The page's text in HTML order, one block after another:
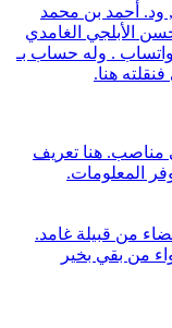
, ود. أحمد بن محمد
الأبلجي الغامدي
. وله حساب بـ
هنا.
مناصب. هنا تعريف
المعلومات.
من قبيلة غامد.
من بقي بخير